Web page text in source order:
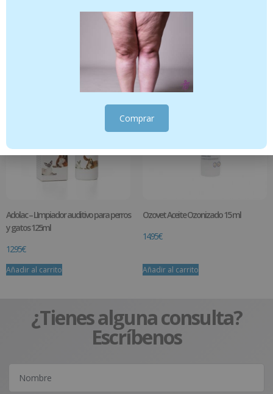
12.95€ 15.95
Seleccionar opciones
Adolac – LImpiador auditivo para perros
y gatos 125ml
12.95€
Añadir al carrito
Ozovet Aceite Ozonizado 15 ml
14.95€
Añadir al carrito
¿Tienes alguna consulta?
Escríbenos
Comprar